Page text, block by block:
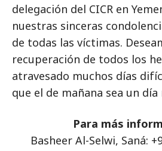
delegación del CICR en
nuestras sinceras
de todas las víctimas.
recuperación de todos los
atravesado muchos días
que el de mañana sea un día
Para más
Basheer Al-Selwi, Saná: